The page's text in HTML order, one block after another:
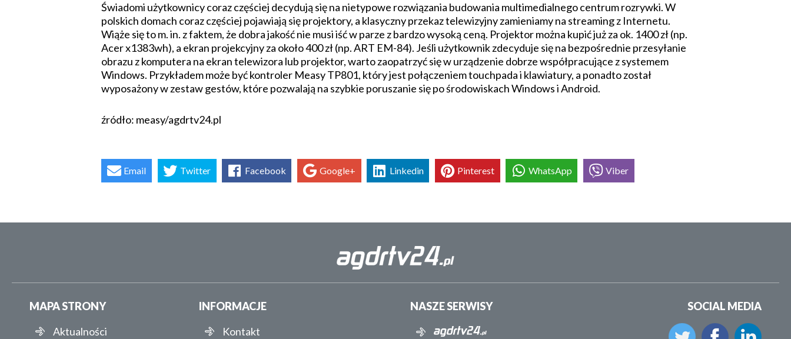
Świadomi użytkownicy coraz częściej decydują się na nietypowe rozwiązania budowania multimedialnego centrum rozrywki. W
polskich domach coraz częściej pojawiają się projektory, a klasyczny przekaz telewizyjny zamieniamy na streaming z Internetu.
Wiąże się to m. in. z faktem, że dobra jakość nie musi iść w parze z bardzo wysoką ceną. Projektor można kupić już za ok. 1400 zł (np.
Acer x1383wh), a ekran projekcyjny za około 400 zł (np. ART EM-84). Jeśli użytkownik zdecyduje się na bezpośrednie przesyłanie
obrazu z komputera na ekran telewizora lub projektor, warto zaopatrzyć się w urządzenie dobrze współpracujące z systemem
Windows. Przykładem może być kontroler Measy TP801, który jest połączeniem touchpada i klawiatury, a ponadto został
wyposażony w zestaw gestów, które pozwalają na szybkie poruszanie się po środowiskach Windows i Android.
źródło: measy/agdrtv24.pl
Email Twitter Facebook Google+ Linkedin Pinterest WhatsApp Viber
MAPA STRONY
Aktualności
INFORMACJE
Kontakt
NASZE SERWISY SOCIAL MEDIA